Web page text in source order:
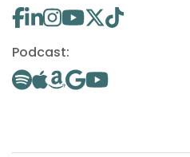
Podcast: